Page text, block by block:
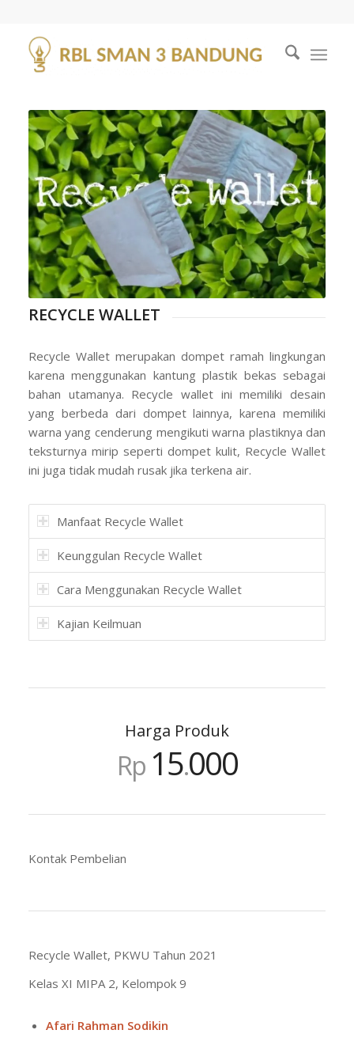
RECYCLE WALLET
Recycle Wallet merupakan dompet ramah lingkungan
karena menggunakan kantung plastik bekas sebagai
bahan utamanya. Recycle wallet ini memiliki desain
yang berbeda dari dompet lainnya, karena memiliki
warna yang cenderung mengikuti warna plastiknya dan
teksturnya mirip seperti dompet kulit, Recycle Wallet
ini juga tidak mudah rusak jika terkena air.
Manfaat Recycle Wallet
Keunggulan Recycle Wallet
Cara Menggunakan Recycle Wallet
Kajian Keilmuan
Harga Produk
Rp 15.000
Kontak Pembelian
Recycle Wallet, PKWU Tahun 2021
Kelas XI MIPA 2, Kelompok 9
Afari Rahman Sodikin